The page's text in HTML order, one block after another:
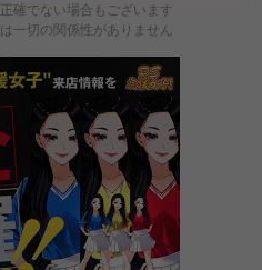
確でない場合もございます
一切の関係性がありません